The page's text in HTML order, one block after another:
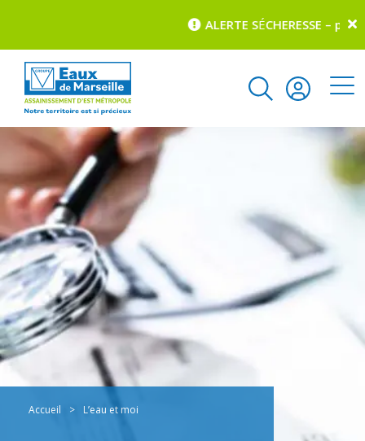
ALERTE SÉ CHERESSE –
Accueil > L’eau et moi